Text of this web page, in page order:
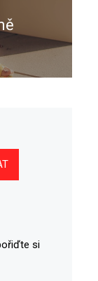
si